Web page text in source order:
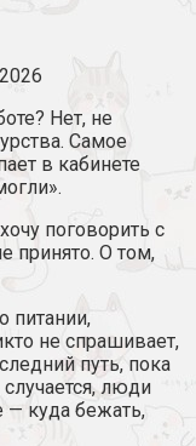
Нет, не
Самое
в кабинете
поговорить с
принято. О том,
питании,
не спрашивает,
путь, пока
люди
— куда бежать,